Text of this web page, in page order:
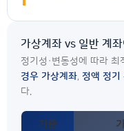
가상계좌 vs 일반 계
정기성·변동성에 따라 최
경우 가상계좌, 정액 정기
다.
기준